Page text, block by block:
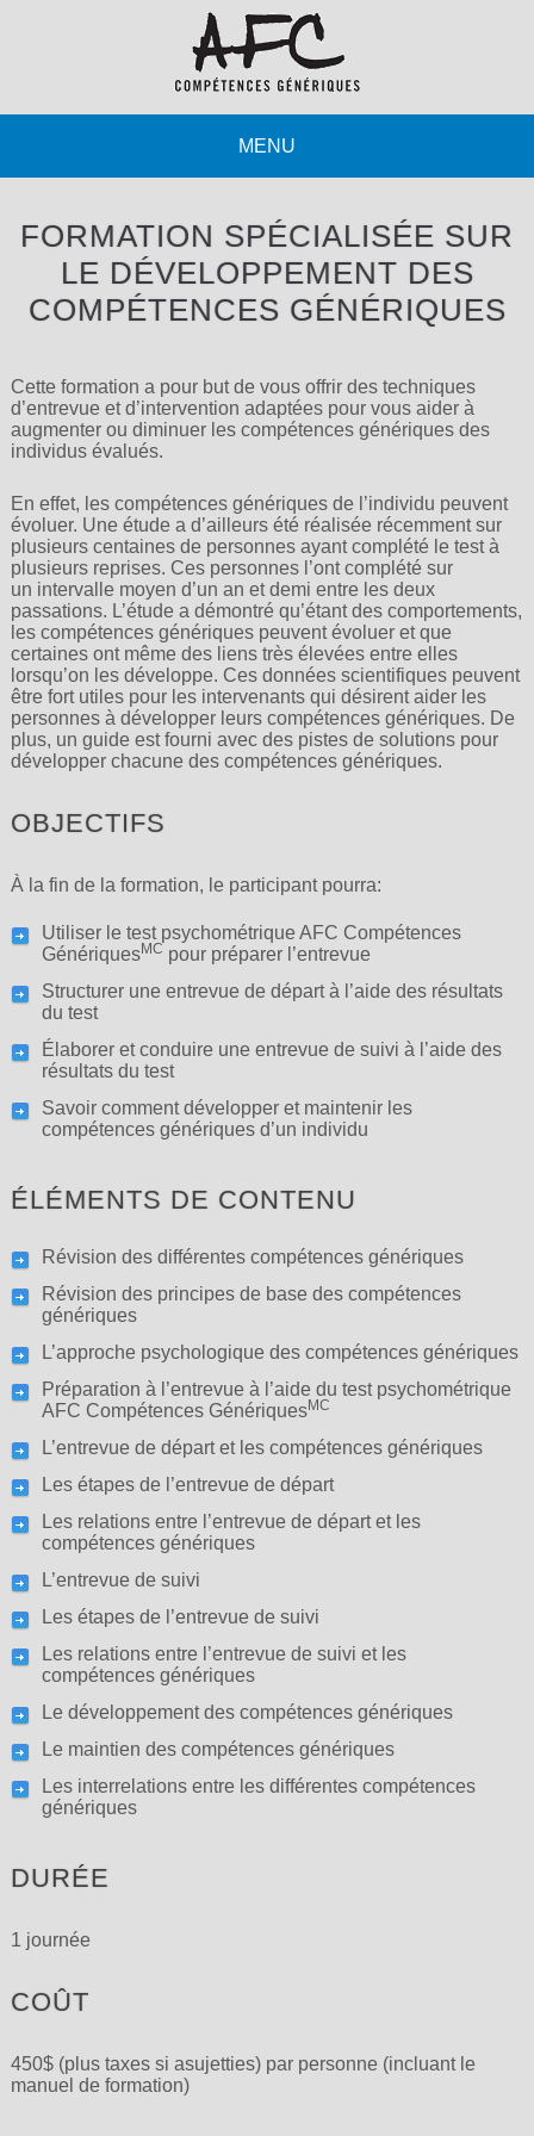
FORMATION SPÉCIALISÉE SUR
LE DÉVELOPPEMENT DES
COMPÉTENCES GÉNÉRIQUES
Cette formation a pour but de vous offrir des techniques
d’entrevue et d’intervention adaptées pour vous aider à
augmenter ou diminuer les compétences génériques des
individus évalués.
En effet, les compétences génériques de l’individu peuvent
évoluer. Une étude a d’ailleurs été réalisée récemment sur
plusieurs centaines de personnes ayant complété le test à
plusieurs reprises. Ces personnes l’ont complété sur
un intervalle moyen d’un an et demi entre les deux
passations. L’étude a démontré qu’étant des comportements,
les compétences génériques peuvent évoluer et que
certaines ont même des liens très élevées entre elles
lorsqu’on les développe. Ces données scientifiques peuvent
être fort utiles pour les intervenants qui désirent aider les
personnes à développer leurs compétences génériques. De
plus, un guide est fourni avec des pistes de solutions pour
développer chacune des compétences génériques.
OBJECTIFS
À la fin de la formation, le participant pourra:
Utiliser le test psychométrique AFC Compétences
GénériquesMC pour préparer l’entrevue
Structurer une entrevue de départ à l’aide des résultats
du test
Élaborer et conduire une entrevue de suivi à l’aide des
résultats du test
Savoir comment développer et maintenir les
compétences génériques d’un individu
ÉLÉMENTS DE CONTENU
Révision des différentes compétences génériques
Révision des principes de base des compétences
génériques
L’approche psychologique des compétences génériques
Préparation à l’entrevue à l’aide du test psychométrique
AFC Compétences GénériquesMC
L’entrevue de départ et les compétences génériques
Les étapes de l’entrevue de départ
Les relations entre l’entrevue de départ et les
compétences génériques
L’entrevue de suivi
Les étapes de l’entrevue de suivi
Les relations entre l’entrevue de suivi et les
compétences génériques
Le développement des compétences génériques
Le maintien des compétences génériques
Les interrelations entre les différentes compétences
génériques
DURÉE
1 journée
COÛT
450$ (plus taxes si asujetties) par personne (incluant le
manuel de formation)